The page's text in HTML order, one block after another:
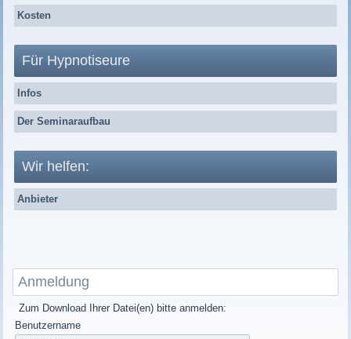
Kosten
Für Hypnotiseure
Infos
Der Seminaraufbau
Wir helfen:
Anbieter
Anmeldung
Zum Download Ihrer Datei(en) bitte anmelden:
Benutzername